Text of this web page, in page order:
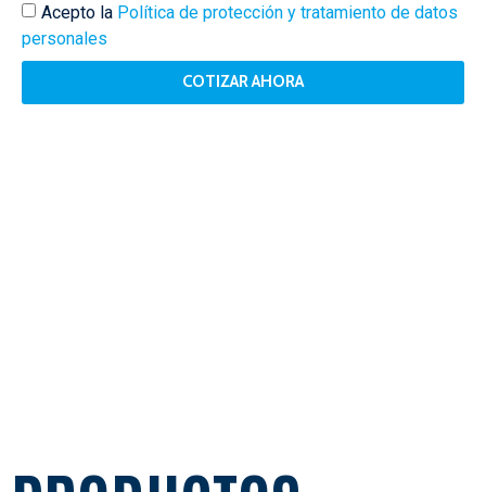
Acepto la Política de protección y tratamiento de datos
personales
COTIZAR AHORA